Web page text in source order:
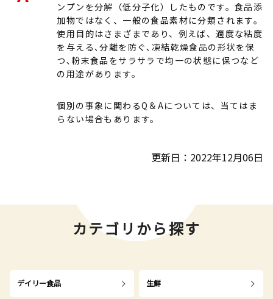
ンプンを分解（低分子化）したものです。食品添
加物ではなく、一般の食品素材に分類されます。
使用目的はさまざまであり、例えば、適度な粘度
を与える､分離を防ぐ､凍結乾燥食品の形状を保
つ､粉末食品をサラサラで均一の状態に保つなど
の用途があります。
個別の事象に関わるQ＆Aについては、当てはま
らない場合もあります。
更新日：2022年12月06日
カテゴリから探す
デイリー食品 生鮮